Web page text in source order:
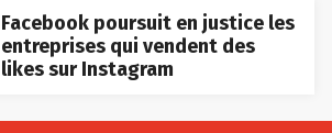
Facebook poursuit en justice les
entreprises qui vendent des
likes sur Instagram